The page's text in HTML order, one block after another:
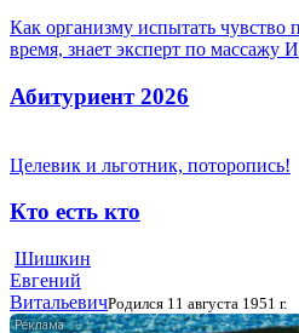
Как организму испытать чувство
время, знает эксперт по массажу
Абитуриент 2026
Целевик и льготник, поторопись!
Кто есть кто
Шишкин
Евгений
ВитальевичРодился 11 августа 1951 г.